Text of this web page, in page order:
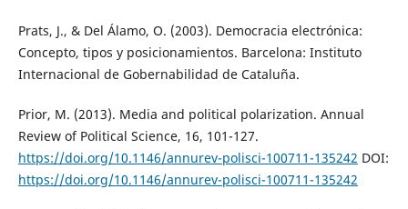
Prats, J., & Del Álamo, O. (2003). Democracia electrónica:
Concepto, tipos y posicionamientos. Barcelona: Instituto
Internacional de Gobernabilidad de Cataluña.
Prior, M. (2013). Media and political polarization. Annual
Review of Political Science, 16, 101-127.
https://doi.org/10.1146/annurev-polisci-100711-135242 DOI:
https://doi.org/10.1146/annurev-polisci-100711-135242